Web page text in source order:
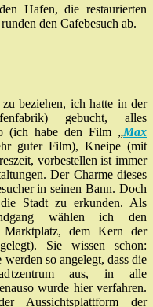
Hafen, die restaurierten
den Cafebesuch ab.
beziehen, ich hatte in der
gebucht, alles
(ich habe den Film „Max
guter Film), Kneipe (mit
vorbestellen ist immer
Der Charme dieses
in seinen Bann. Doch
Stadt zu erkunden. Als
wählen ich den
Marktplatz, dem Kern der
Sie wissen schon:
so angelegt, dass die
aus, in alle
wurde hier verfahren.
Aussichtsplattform der